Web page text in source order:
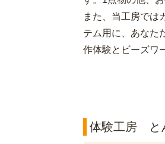
また、当工房では
テム用に、あなた
作体験とビーズワ
体験工房 と